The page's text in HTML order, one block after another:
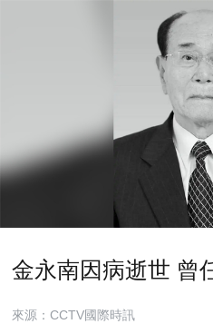
金永南因病逝世 曾
來源：CCTV國際時訊